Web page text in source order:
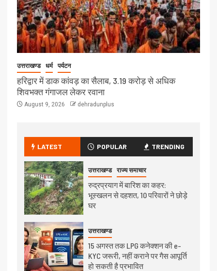
उत्तराखण्ड धर्म पर्यटन
हरिद्वार में डाक कांवड़ का सैलाब, 3.19 करोड़ से अधिक
शिवभक्त गंगाजल लेकर रवाना
August 9, 2026 dehradunplus
LATEST POPULAR TRENDING
उत्तराखण्ड राज्य समाचार
रुद्रप्रयाग में बारिश का कहर:
भूस्खलन से दहशत, 10 परिवारों ने छोड़े
घर
उत्तराखण्ड
15 अगस्त तक LPG कनेक्शन की e-
KYC जरूरी, नहीं कराने पर गैस आपूर्ति
हो सकती है प्रभावित